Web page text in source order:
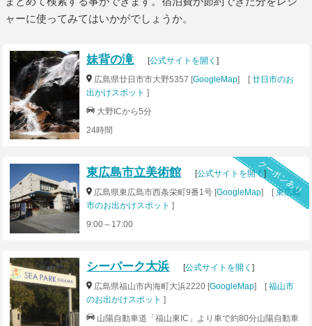
ャーに使ってみてはいかがでしょうか。
妹背の滝 [公式サイトを開く]
広島県廿日市市大野5357 [GoogleMap] [廿日市のお
出かけスポット ]
大野ICから5分
24時間
クーポンあり
東広島市立美術館 [公式サイトを開く]
広島県東広島市西条栄町9番1号 [GoogleMap] [東広島
市のお出かけスポット ]
9:00～17:00
シーパーク大浜 [公式サイトを開く]
広島県福山市内海町大浜2220 [GoogleMap] [福山市
のお出かけスポット ]
山陽自動車道「福山東IC」より車で約80分山陽自動車